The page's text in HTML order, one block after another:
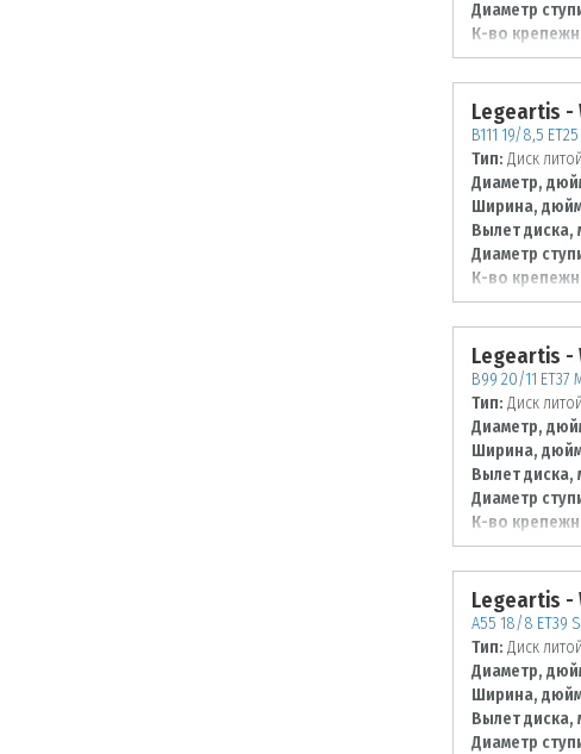
Диаметр
К-во
Диаметр
114,3
Legeartis -
B111 19/8,5
Тип: Диск литой
Диаметр,
Ширина,
Вылет диска,
Диаметр
К-во
Диаметр
120
Legeartis -
B99 20/11 ET37
Тип: Диск литой
Диаметр,
Ширина,
Вылет диска,
Диаметр
К-во
Диаметр
120
Legeartis -
A55 18/8 ET39
Тип: Диск литой
Диаметр,
Ширина,
Вылет диска,
Диаметр